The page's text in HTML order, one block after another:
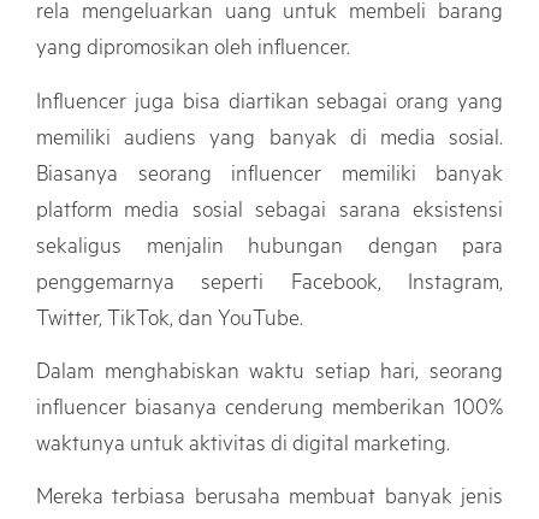
rela mengeluarkan uang untuk membeli barang
yang dipromosikan oleh influencer.
Influencer juga bisa diartikan sebagai orang yang
memiliki audiens yang banyak di media sosial.
Biasanya seorang influencer memiliki banyak
platform media sosial sebagai sarana eksistensi
sekaligus menjalin hubungan dengan para
penggemarnya seperti Facebook, Instagram,
Twitter, TikTok, dan YouTube.
Dalam menghabiskan waktu setiap hari, seorang
influencer biasanya cenderung memberikan 100%
waktunya untuk aktivitas di digital marketing.
Mereka terbiasa berusaha membuat banyak jenis